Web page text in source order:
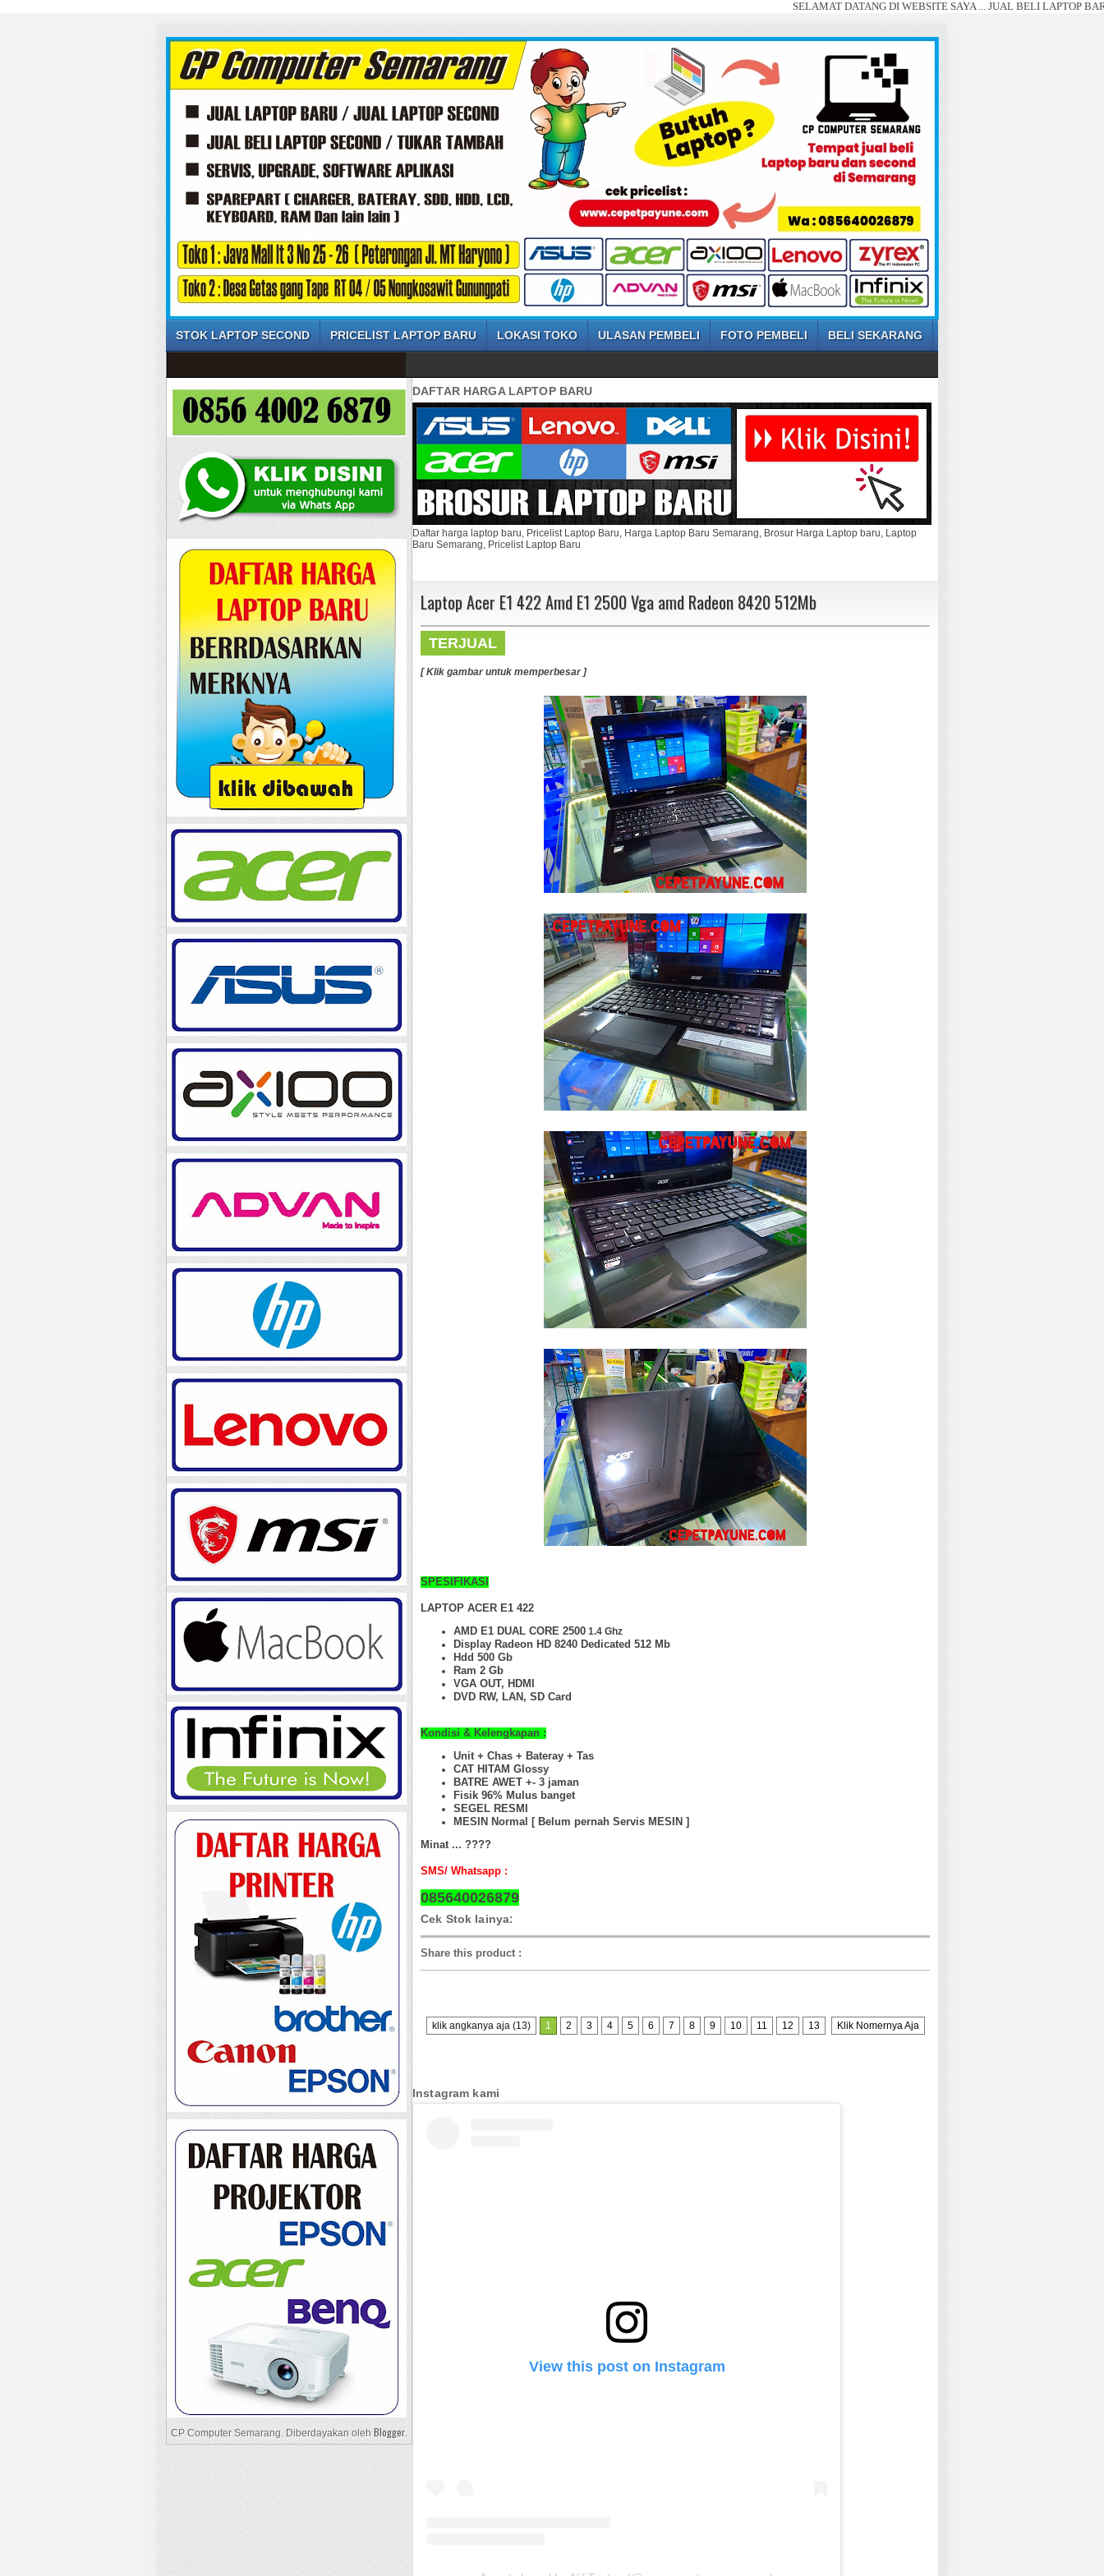
SELAMAT DATANG DI WEBSITE SAYA ... JUAL BELI LAPTOP BARU DAN
STOK LAPTOP SECOND PRICELIST LAPTOP BARU LOKASI TOKO ULASAN PEMBELI FOTO PEMBELI BELI SEKARANG
DAFTAR HARGA LAPTOP BARU
Daftar harga laptop baru, Pricelist Laptop Baru, Harga Laptop Baru Semarang, Brosur Harga Laptop baru, Laptop
Baru Semarang, Pricelist Laptop Baru
Laptop Acer E1 422 Amd E1 2500 Vga amd Radeon 8420 512Mb
TERJUAL
[ Klik gambar untuk memperbesar ]
SPESIFIKASI
LAPTOP ACER E1 422
AMD E1 DUAL CORE 2500 1.4 Ghz
Display Radeon HD 8240 Dedicated 512 Mb
Hdd 500 Gb
Ram 2 Gb
VGA OUT, HDMI
DVD RW, LAN, SD Card
Kondisi & Kelengkapan :
Unit + Chas + Bateray + Tas
CAT HITAM Glossy
BATRE AWET +- 3 jaman
Fisik 96% Mulus banget
SEGEL RESMI
MESIN Normal [ Belum pernah Servis MESIN ]
Minat ... ????
SMS/ Whatsapp :
085640026879
Cek Stok lainya:
Share this product :
klik angkanya aja (13) 1 2 3 4 5 6 7 8 9 10 11 12 13 Klik Nomernya Aja
Instagram kami
View this post on Instagram
CP Computer Semarang. Diberdayakan oleh Blogger.